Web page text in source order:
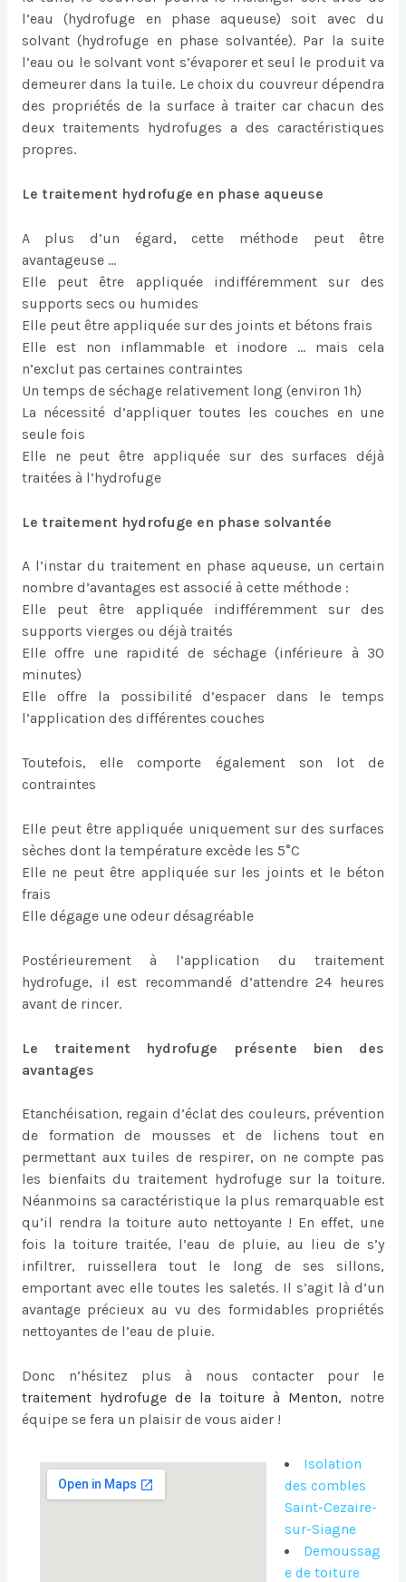
l’eau (hydrofuge en phase aqueuse) soit avec du
solvant (hydrofuge en phase solvantée). Par la suite
l’eau ou le solvant vont s’évaporer et seul le produit va
demeurer dans la tuile. Le choix du couvreur dépendra
des propriétés de la surface à traiter car chacun des
deux traitements hydrofuges a des caractéristiques
propres.
Le traitement hydrofuge en phase aqueuse
A plus d’un égard, cette méthode peut être
avantageuse …
Elle peut être appliquée indifféremment sur des
supports secs ou humides
Elle peut être appliquée sur des joints et bétons frais
Elle est non inflammable et inodore
… mais cela
n’exclut pas certaines contraintes
Un temps de séchage relativement long (environ 1h)
La nécessité d’appliquer toutes les couches en une
seule fois
Elle ne peut être appliquée sur des surfaces déjà
traitées à l’hydrofuge
Le traitement hydrofuge en phase solvantée
A l’instar du traitement en phase aqueuse, un certain
nombre d’avantages est associé à cette méthode :
Elle peut être appliquée indifféremment sur des
supports vierges ou déjà traités
Elle offre une rapidité de séchage (inférieure à 30
minutes)
Elle offre la possibilité d’espacer dans le temps
l’application des différentes couches
Toutefois, elle comporte également son lot de
contraintes
Elle peut être appliquée uniquement sur des surfaces
sèches dont la température excède les 5°C
Elle ne peut être appliquée sur les joints et le béton
frais
Elle dégage une odeur désagréable
Postérieurement à l’application du traitement
hydrofuge, il est recommandé d’attendre 24 heures
avant de rincer.
Le traitement hydrofuge présente bien des
avantages
Etanchéisation, regain d’éclat des couleurs, prévention
de formation de mousses et de lichens tout en
permettant aux tuiles de respirer, on ne compte pas
les bienfaits du traitement hydrofuge sur la toiture.
Néanmoins sa caractéristique la plus remarquable est
qu’il rendra la toiture auto nettoyante ! En effet, une
fois la toiture traitée, l’eau de pluie, au lieu de s’y
infiltrer, ruissellera tout le long de ses sillons,
emportant avec elle toutes les saletés. Il s’agit là d’un
avantage précieux au vu des formidables propriétés
nettoyantes de l’eau de pluie.
Donc n’hésitez plus à nous contacter pour le
traitement hydrofuge de la toiture à Menton, notre
équipe se fera un plaisir de vous aider !
Isolation
des combles
Saint-Cezaire-
sur-Siagne
Demoussag
e de toiture